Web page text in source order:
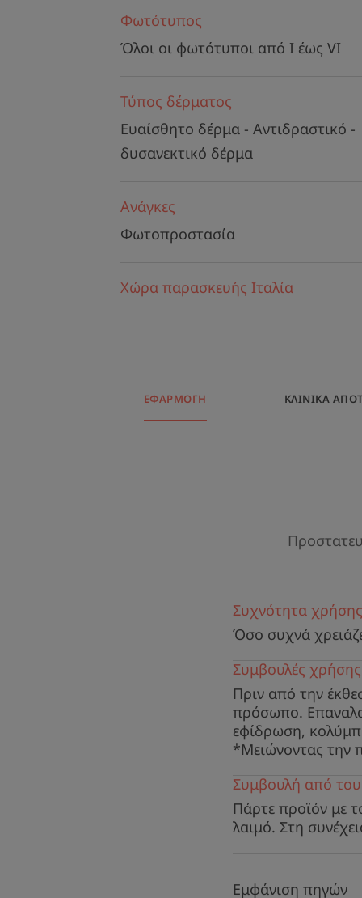
Φωτότυπος
Όλοι οι φωτότυποι από I έως VI
Τύπος δέρματος
Ευαίσθητο δέρμα - Αντιδραστικό -
δυσανεκτικό δέρμα
Ανάγκες
Φωτοπροστασία
Χώρα παρασκευής Ιταλία
ΕΦΑΡΜΟΓΗ ΚΛΙΝΙΚΆ
Συχνότητα χρήσης
Όσο συχνά
Συμβουλές χρήσης
Πριν από την
πρόσωπο.
εφίδρωση,
*Μειώνοντας την
Συμβουλή από
Πάρτε προϊόν με
λαιμό. Στη
Εμφάνιση πηγών